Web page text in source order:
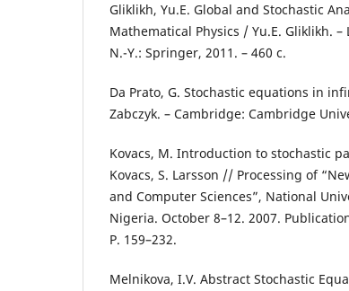
Gliklikh, Yu.E. Global and Stochastic
Mathematical Physics / Yu.E. Gliklikh.
N.-Y.: Springer, 2011. – 460 c.
Da Prato, G. Stochastic equations in
Zabczyk. – Cambridge: Cambridge
Kovacs, M. Introduction to stochastic
Kovacs, S. Larsson // Processing of
and Computer Sciences”, National
Nigeria. October 8–12. 2007.
P. 159–232.
Melnikova, I.V. Abstract Stochastic